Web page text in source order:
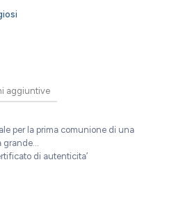
aggiuntive
per la prima comunione di una
di autenticita’